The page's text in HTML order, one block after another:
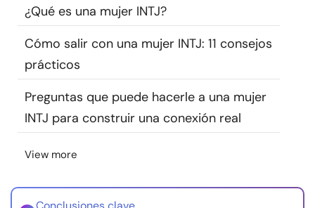
Encuentra un terapeuta
Idioma
Sobre nosotros Contáctanos Escríbenos
Publicidad con
nosotros
© Copyright 2026. Todos los derechos reservados.
¿Qué es una mujer INTJ?
Cómo salir con una mujer INTJ: 11 consejos
prácticos
Preguntas que puede hacerle a una mujer
INTJ para construir una conexión real
View more